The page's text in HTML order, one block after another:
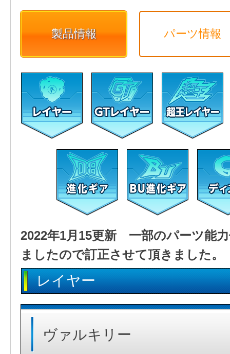
製品情報 パーツ情報
2022年1月15更新 一部のパーツ能
ましたので訂正させて頂きました。
レイヤー
ヴァルキリー